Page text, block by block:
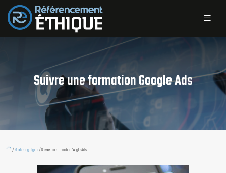
Suivre une formation Google Ads
/Marketing digital/ Suivre une formation Google Ads